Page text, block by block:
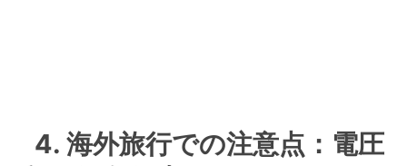
4. 海外旅行での注意点：電圧